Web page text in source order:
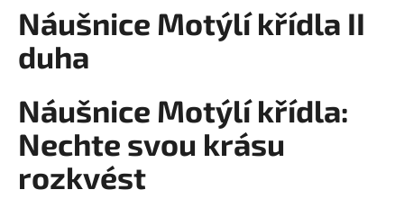
produktu
je
5,0
z
hvězdiček.
Náušnice Motýlí křídla II
duha
Náušnice Motýlí křídla:
Nechte svou krásu
rozkvést
D
p
r
u
č
j